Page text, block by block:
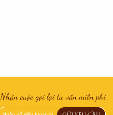
Nhận cuộc gọi lại tư vấn miễn phí